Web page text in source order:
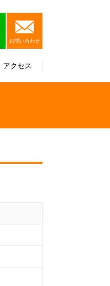
アクセス
お問い合わせ